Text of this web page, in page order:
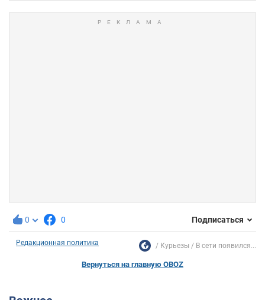
0 0 Подписаться
Редакционная политика Курьезы В сети появился...
Вернуться на главную OBOZ